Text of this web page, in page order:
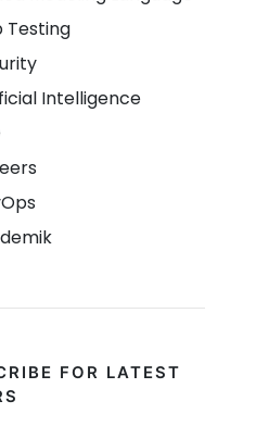
Testing
Intelligence
FOR LATEST